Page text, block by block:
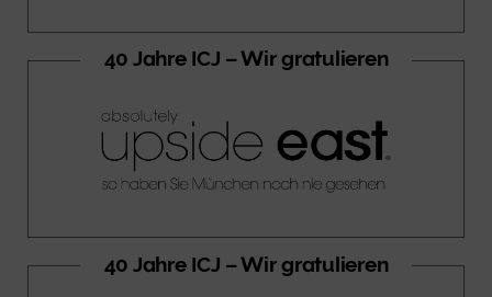
40 Jahre ICJ – Wir gratulieren
40 Jahre ICJ – Wir gratulieren